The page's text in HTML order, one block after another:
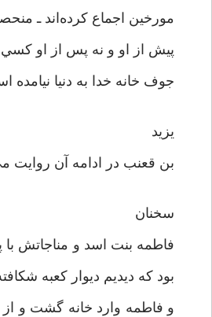
مورخين اجماع کرده‌اند ـ
پيش از او و نه پس از او کسي
جوف خانه خدا به دنيا نيامده
يزيد
بن قعنب در ادامه آن روايت
سخنان
فاطمه بنت اسد و مناجاتش با
بود که ديديم ديوار کعبه
و فاطمه وارد خانه گشت و از